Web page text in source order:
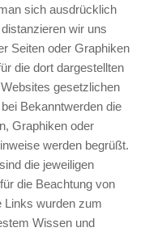
sich ausdrücklich
wir uns
Seiten oder Graphiken
die dort dargestellten
gesetzlichen
Bekanntwerden die
Graphiken oder
werden begrüßt.
die jeweiligen
die Beachtung von
Links wurden zum
Wissen und